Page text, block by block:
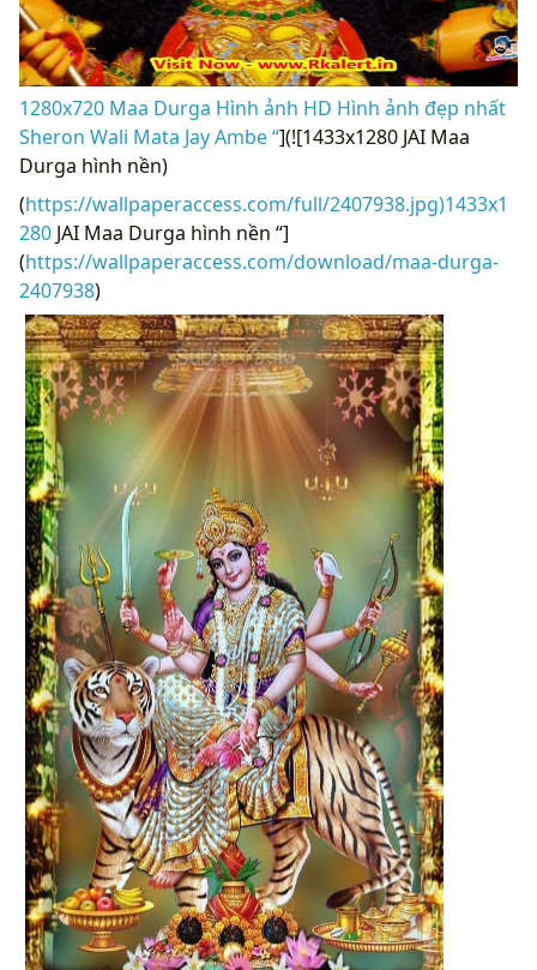
1280x720 Maa Durga Hình ảnh HD Hình ảnh đẹp nhất
Sheron Wali Mata Jay Ambe “](![1433x1280 JAI Maa
Durga hình nền)
(https://wallpaperaccess.com/full/2407938.jpg)1433x1
280 JAI Maa Durga hình nền “]
(https://wallpaperaccess.com/download/maa-durga-
2407938)